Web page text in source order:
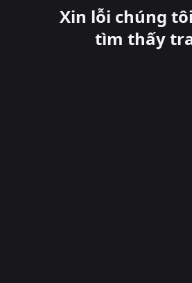
Xin lỗi chúng
tìm thấy